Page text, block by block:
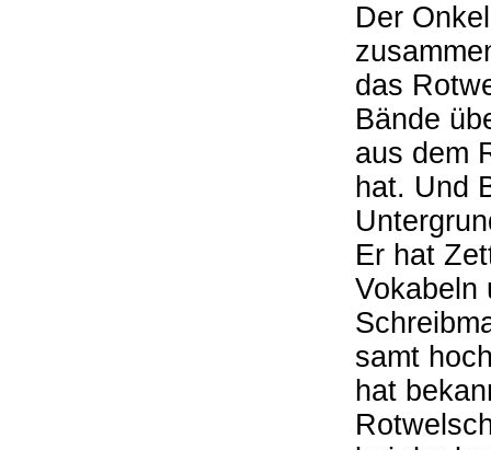
Der
das
Bände
aus dem
hat. Und
Er hat
Vokabeln
samt
hat